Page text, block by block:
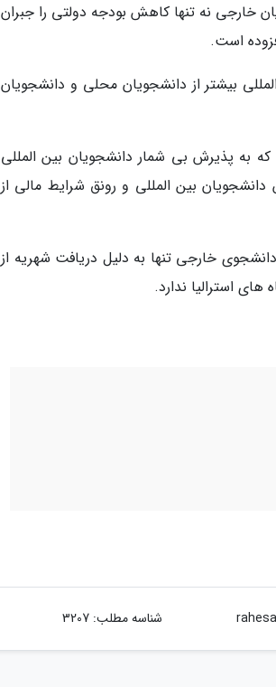
خارجی نه تنها کاهش بودجه دولتی را جبران
است.
بیشتر از دانشجویان محلی و دانشجویان
که به پذیرش بی شمار دانشجویان بین المللی
بین المللی و رونق شرایط مالی از
خارجی تنها به دلیل دریافت شهریه از
استرالیا ندارد.
شناسه مطلب: 3207